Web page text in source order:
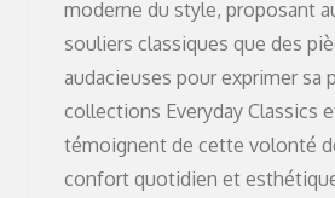
moderne du style, proposant
souliers classiques que des
audacieuses pour exprimer sa
collections Everyday Classics
témoignent de cette volonté
confort quotidien et